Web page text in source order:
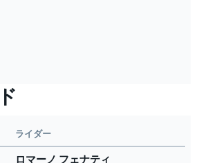
ライダー
ロマーノ フェナティ